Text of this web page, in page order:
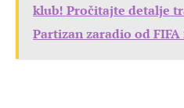
klub! Pročitajte detalje
Partizan zaradio od